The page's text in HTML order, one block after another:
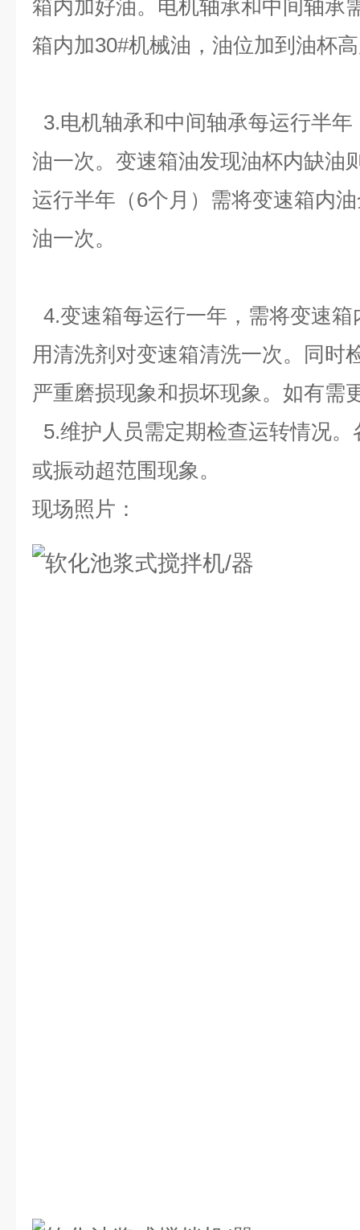
箱内加好油。电机轴承和中间轴承
箱内加30#机械油，油位加到油杯
3.电机轴承和中间轴承每运行半
油一次。变速箱油发现油杯内缺油
运行半年（6个月）需将变速箱内
油一次。
4.变速箱每运行一年，需将变速
用清洗剂对变速箱清洗一次。同时
严重磨损现象和损坏现象。如有
5.维护人员需定期检查运转情况
或振动超范围现象。
现场照片：